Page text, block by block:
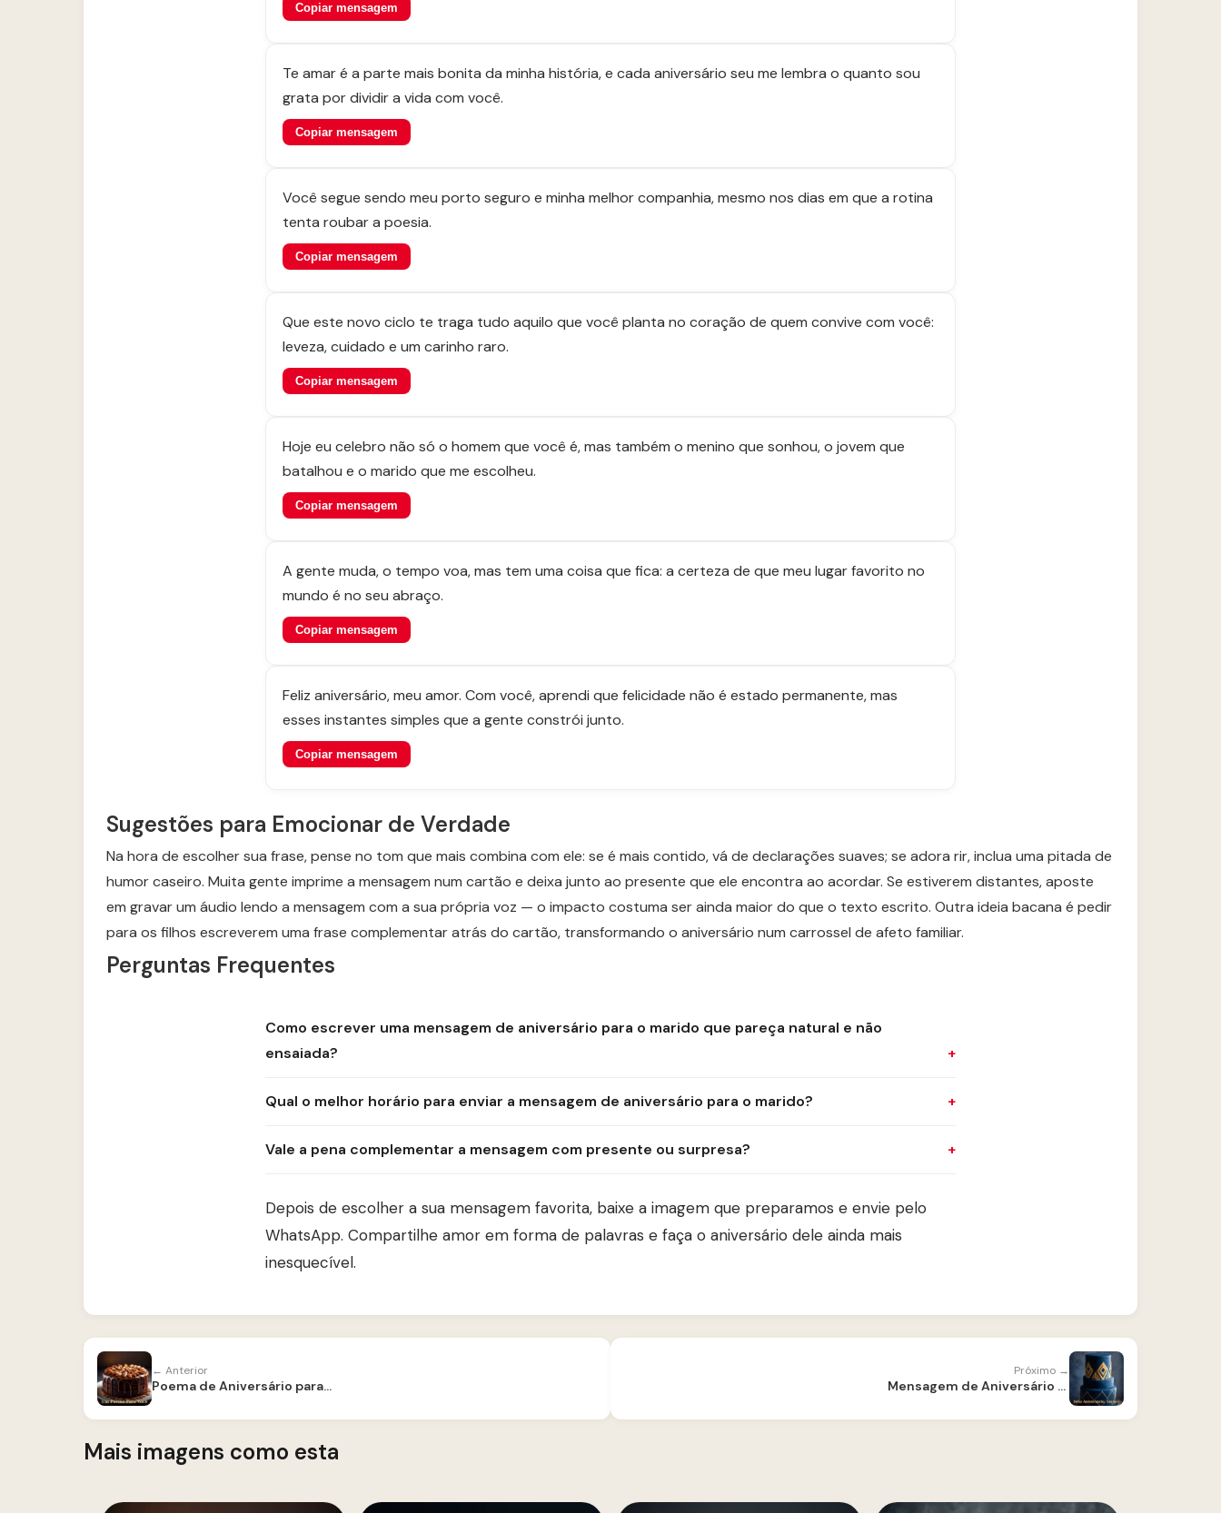
Copiar mensagem
Te amar é a parte mais bonita da minha história, e cada aniversário seu me lembra o quanto sou
grata por dividir a vida com você.
Copiar mensagem
Você segue sendo meu porto seguro e minha melhor companhia, mesmo nos dias em que a rotina
tenta roubar a poesia.
Copiar mensagem
Que este novo ciclo te traga tudo aquilo que você planta no coração de quem convive com você:
leveza, cuidado e um carinho raro.
Copiar mensagem
Hoje eu celebro não só o homem que você é, mas também o menino que sonhou, o jovem que
batalhou e o marido que me escolheu.
Copiar mensagem
A gente muda, o tempo voa, mas tem uma coisa que fica: a certeza de que meu lugar favorito no
mundo é no seu abraço.
Copiar mensagem
Feliz aniversário, meu amor. Com você, aprendi que felicidade não é estado permanente, mas
esses instantes simples que a gente constrói junto.
Copiar mensagem
Sugestões para Emocionar de Verdade
Na hora de escolher sua frase, pense no tom que mais combina com ele: se é mais contido, vá de declarações suaves; se adora rir, inclua uma pitada de
humor caseiro. Muita gente imprime a mensagem num cartão e deixa junto ao presente que ele encontra ao acordar. Se estiverem distantes, aposte
em gravar um áudio lendo a mensagem com a sua própria voz — o impacto costuma ser ainda maior do que o texto escrito. Outra ideia bacana é pedir
para os filhos escreverem uma frase complementar atrás do cartão, transformando o aniversário num carrossel de afeto familiar.
Perguntas Frequentes
Como escrever uma mensagem de aniversário para o marido que pareça natural e não
ensaiada?
Qual o melhor horário para enviar a mensagem de aniversário para o marido?
Vale a pena complementar a mensagem com presente ou surpresa?
Depois de escolher a sua mensagem favorita, baixe a imagem que preparamos e envie pelo
WhatsApp. Compartilhe amor em forma de palavras e faça o aniversário dele ainda mais
inesquecível.
← Anterior
Poema de Aniversário para Marido
Próximo →
Mensagem de Aniversário para Amigo
Mais imagens como esta